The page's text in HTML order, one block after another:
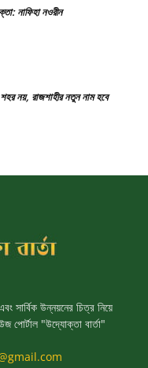
সার্বিক উন্নয়নের চিত্র নিয়ে
পোর্টাল "উদ্যোক্তা বার্তা"